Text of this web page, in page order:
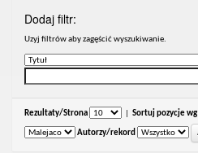
Dodaj filtr:
Uzyj filtrów aby zagęścić wyszukiwanie.
Rezultaty/Strona Sortuj pozycje wg
Autorzy/rekord